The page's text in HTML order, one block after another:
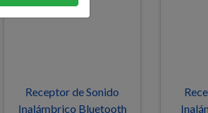
Receptor de Sonido
Inalámbrico Bluetooth